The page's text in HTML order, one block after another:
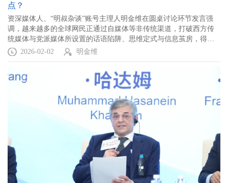
点？
资深媒体人、“明叔杂谈”账号主理人明金维在圆桌讨论环节发言强
调，越来越多的全球网民正通过自媒体等非传统渠道，打破西方传
统媒体与党派媒体所设置的话语陷阱、思维定式与信息茧房，得以
看见真实的中国与美国，这对构建新型全球治理体系大有裨益。
2026-02-02 明金维